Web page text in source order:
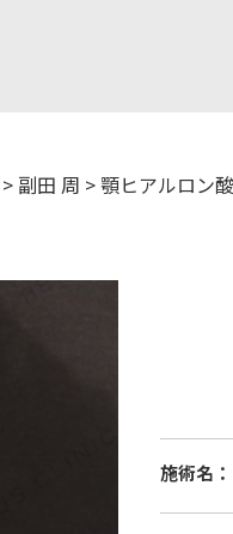
プライバシーポリシー
> 副田 周 > 顎ヒアルロン
施術名：